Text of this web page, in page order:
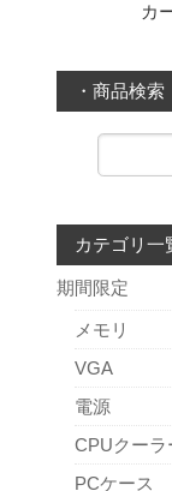
カ
・商品検索
カテゴリ一
期間限定
メモリ
VGA
電源
CPUクーラ
PCケース